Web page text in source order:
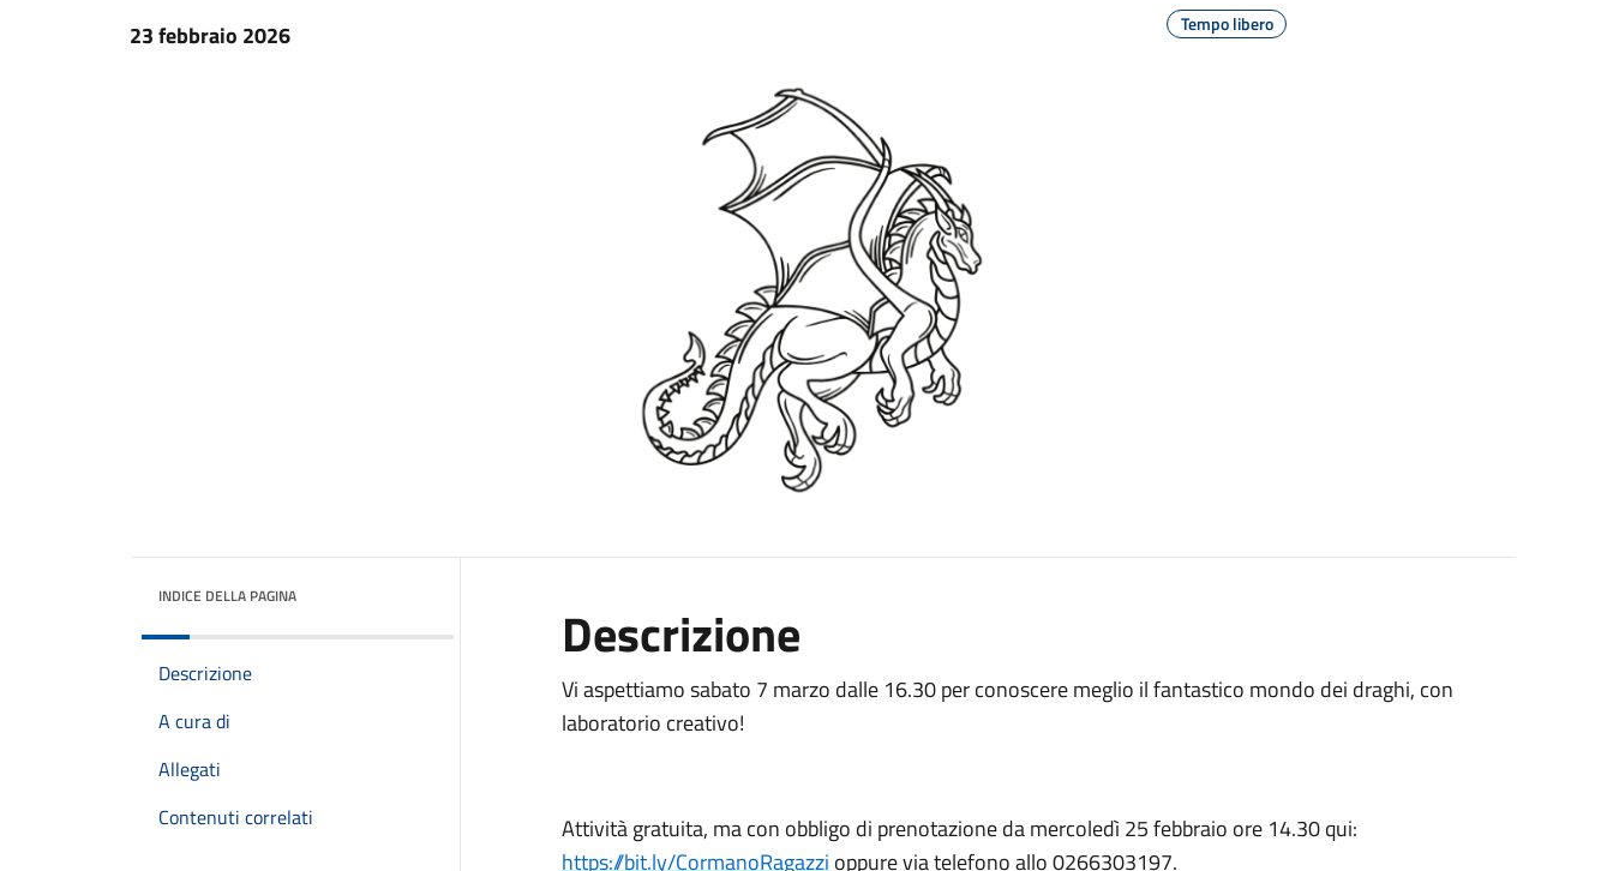
23 febbraio 2026
Tempo libero
INDICE DELLA PAGINA
Descrizione
A cura di
Allegati
Contenuti correlati
Descrizione
Vi aspettiamo sabato 7 marzo dalle 16.30 per conoscere meglio il fantastico mondo dei draghi, con
laboratorio creativo!
Attività gratuita, ma con obbligo di prenotazione da mercoledì 25 febbraio ore 14.30 qui:
https://bit.ly/CormanoRagazzi oppure via telefono allo 0266303197.